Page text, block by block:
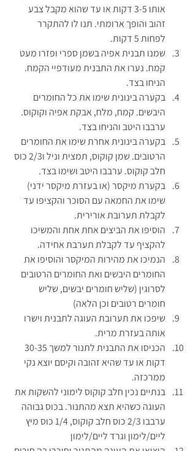
אותו 3-5 דקות או עד שהוא מקבל צבע
זהוב והופך ארומתי. תנו לו להתקרר
לפחות 5 דקות.
שמנו תבנית אפיה בשמן ספרי ופזרו מעט
קמח. נערו את התבנית מעודפיי הקמח.
הניחו בצד.
בקערה בינונית שימו את כל החומרים
היבשים. קמח, מלח, אבקת אפיה וקוקוס.
ערבבו היטב והניחו בצד.
בקערה בינונית אחרת שימו את החומרים
הרטובים. שמן קוקוס, תמצית וניל ו2/3 כוס
חלב קוקוס. ערבבו היטב ושימו בצד.
בקערת מיקסר (או בעזרת מיקסר ידני)
שימו את החמאה עם הסוכר והקציפו עד
לקבלת תערובת אורירית.
הוסיפו את הביצים אחת אחת והמשיכו
להקציף עד לקבלת תערבת אחידה.
הנמיכו את מהירות המיקסר והוסיפו את
החומרים היבשים ואת החומרים הרטובים
לסרוגין (שליש חומרים יבשים, שליש
חומרים רטובים וכן הלאה)
שיפכו את תערובת העוגה לתבנית וישרו
אותה בעזרת מרית.
דקות או עד שהיא זהובה וקיסם יוצא נקי
ממרכזה.
בנתיים נכין חלב קוקוס לימוני להשקות את
העוגה כשהיא תצא מהתנור. בכוס גבוהה
ערבבו 2/3 כוס חלב קוקוס, 1/4 כוס מיץ
ליים/לימון וגרד ליים/לימון